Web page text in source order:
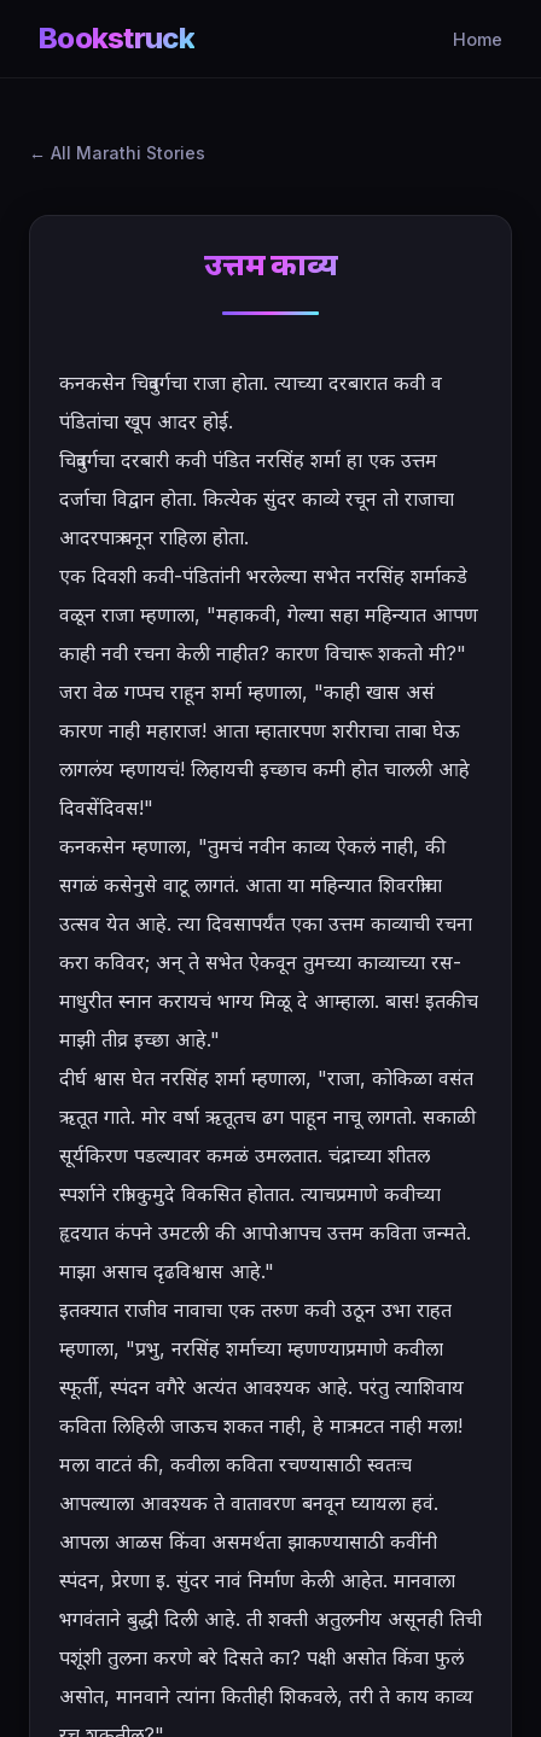
Bookstruck Home
All Marathi Stories
उत्तम काव्य
कनकसेन चित्रदुर्गचा राजा होता. त्याच्या दरबारात कवी व
पंडितांचा खूप आदर होई.
चित्रदुर्गचा दरबारी कवी पंडित नरसिंह शर्मा हा एक उत्तम
दर्जाचा विद्वान होता. कित्येक सुंदर काव्ये रचून तो राजाचा
आदरपात्र बनून राहिला होता.
एक दिवशी कवी-पंडितांनी भरलेल्या सभेत नरसिंह शर्माकडे
वळून राजा म्हणाला, "महाकवी, गेल्या सहा महिन्यात आपण
काही नवी रचना केली नाहीत? कारण विचारू शकतो मी?"
जरा वेळ गप्पच राहून शर्मा म्हणाला, "काही खास असं
कारण नाही महाराज! आता म्हातारपण शरीराचा ताबा घेऊ
लागलंय म्हणायचं! लिहायची इच्छाच कमी होत चालली आहे
दिवसेंदिवस!"
कनकसेन म्हणाला, "तुमचं नवीन काव्य ऐकलं नाही, की
सगळं कसेनुसे वाटू लागतं. आता या महिन्यात शिवरात्रीचा
उत्सव येत आहे. त्या दिवसापर्यंत एका उत्तम काव्याची रचना
करा कविवर; अन् ते सभेत ऐकवून तुमच्या काव्याच्या रस-
माधुरीत स्नान करायचं भाग्य मिळू दे आम्हाला. बास! इतकीच
माझी तीव्र इच्छा आहे."
दीर्घ श्वास घेत नरसिंह शर्मा म्हणाला, "राजा, कोकिळा वसंत
ऋतूत गाते. मोर वर्षा ऋतूतच ढग पाहून नाचू लागतो. सकाळी
सूर्यकिरण पडल्यावर कमळं उमलतात. चंद्राच्या शीतल
स्पर्शाने रात्री कुमुदे विकसित होतात. त्याचप्रमाणे कवीच्या
हृदयात कंपने उमटली की आपोआपच उत्तम कविता जन्मते.
माझा असाच दृढविश्वास आहे."
इतक्यात राजीव नावाचा एक तरुण कवी उठून उभा राहत
म्हणाला, "प्रभु, नरसिंह शर्माच्या म्हणण्याप्रमाणे कवीला
स्फूर्ती, स्पंदन वगैरे अत्यंत आवश्यक आहे. परंतु त्याशिवाय
कविता लिहिली जाऊच शकत नाही, हे मात्र पटत नाही मला!
मला वाटतं की, कवीला कविता रचण्यासाठी स्वतःच
आपल्याला आवश्यक ते वातावरण बनवून घ्यायला हवं.
आपला आळस किंवा असमर्थता झाकण्यासाठी कवींनी
स्पंदन, प्रेरणा इ. सुंदर नावं निर्माण केली आहेत. मानवाला
भगवंताने बुद्धी दिली आहे. ती शक्ती अतुलनीय असूनही तिची
पशूंशी तुलना करणे बरे दिसते का? पक्षी असोत किंवा फुलं
असोत, मानवाने त्यांना कितीही शिकवले, तरी ते काय काव्य